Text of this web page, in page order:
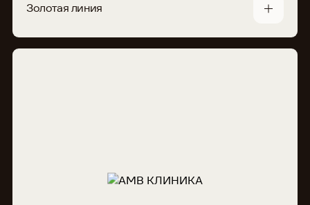
Золотая линия